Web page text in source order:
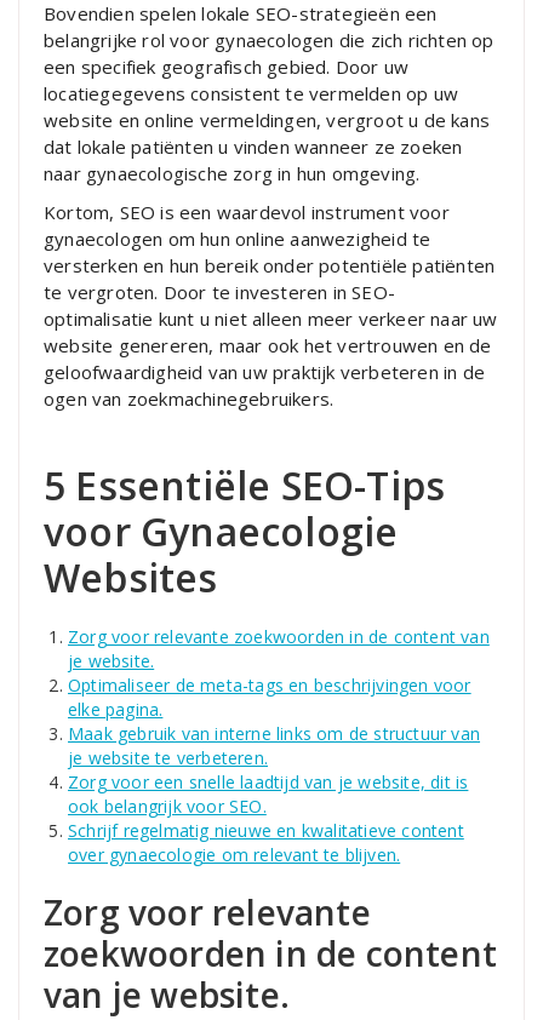
Bovendien spelen lokale SEO-strategieën een
belangrijke rol voor gynaecologen die zich richten op
een specifiek geografisch gebied. Door uw
locatiegegevens consistent te vermelden op uw
website en online vermeldingen, vergroot u de kans
dat lokale patiënten u vinden wanneer ze zoeken
naar gynaecologische zorg in hun omgeving.
Kortom, SEO is een waardevol instrument voor
gynaecologen om hun online aanwezigheid te
versterken en hun bereik onder potentiële patiënten
te vergroten. Door te investeren in SEO-
optimalisatie kunt u niet alleen meer verkeer naar uw
website genereren, maar ook het vertrouwen en de
geloofwaardigheid van uw praktijk verbeteren in de
ogen van zoekmachinegebruikers.
5 Essentiële SEO-Tips
voor Gynaecologie
Websites
Zorg voor relevante zoekwoorden in de content van
je website.
Optimaliseer de meta-tags en beschrijvingen voor
elke pagina.
Maak gebruik van interne links om de structuur van
je website te verbeteren.
Zorg voor een snelle laadtijd van je website, dit is
ook belangrijk voor SEO.
Schrijf regelmatig nieuwe en kwalitatieve content
over gynaecologie om relevant te blijven.
Zorg voor relevante
zoekwoorden in de content
van je website.